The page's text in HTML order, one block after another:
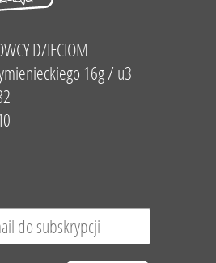
DZIECIOM
16g / u3